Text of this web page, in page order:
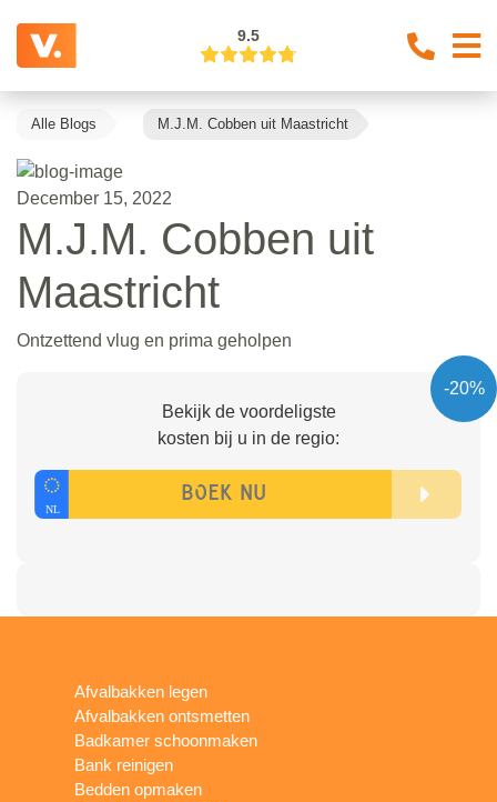
9.5
Alle Blogs M.J.M. Cobben uit Maastricht
December 15, 2022
M.J.M. Cobben uit
Maastricht
Ontzettend vlug en prima geholpen
-20%
Bekijk de voordeligste
kosten bij u in de regio:
Afvalbakken legen
Afvalbakken ontsmetten
Badkamer schoonmaken
Bank reinigen
Bedden opmaken